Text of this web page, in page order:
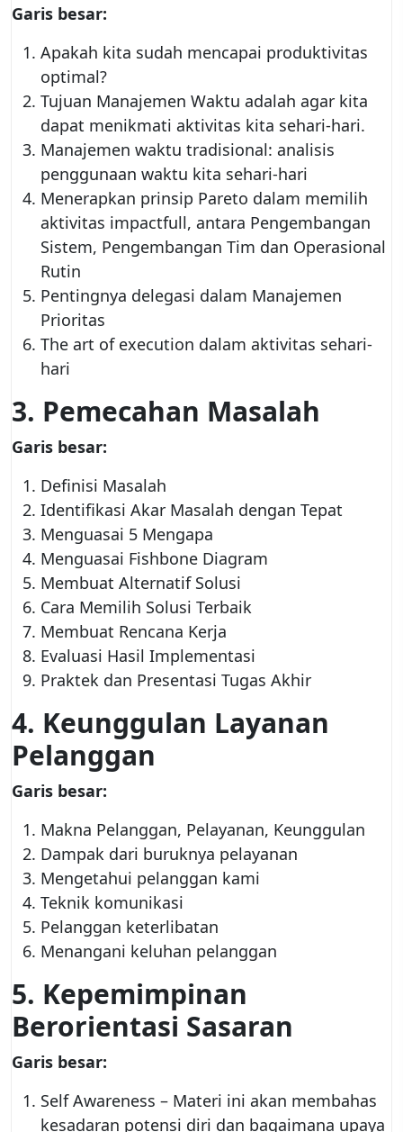
Garis besar:
Apakah kita sudah mencapai produktivitas
optimal?
Tujuan Manajemen Waktu adalah agar kita
dapat menikmati aktivitas kita sehari-hari.
Manajemen waktu tradisional: analisis
penggunaan waktu kita sehari-hari
Menerapkan prinsip Pareto dalam memilih
aktivitas impactfull, antara Pengembangan
Sistem, Pengembangan Tim dan Operasional
Rutin
Pentingnya delegasi dalam Manajemen
Prioritas
The art of execution dalam aktivitas sehari-
hari
3. Pemecahan Masalah
Garis besar:
Definisi Masalah
Identifikasi Akar Masalah dengan Tepat
Menguasai 5 Mengapa
Menguasai Fishbone Diagram
Membuat Alternatif Solusi
Cara Memilih Solusi Terbaik
Membuat Rencana Kerja
Evaluasi Hasil Implementasi
Praktek dan Presentasi Tugas Akhir
4. Keunggulan Layanan
Pelanggan
Garis besar:
Makna Pelanggan, Pelayanan, Keunggulan
Dampak dari buruknya pelayanan
Mengetahui pelanggan kami
Teknik komunikasi
Pelanggan keterlibatan
Menangani keluhan pelanggan
5. Kepemimpinan
Berorientasi Sasaran
Garis besar:
Self Awareness – Materi ini akan membahas
kesadaran potensi diri dan bagaimana upaya